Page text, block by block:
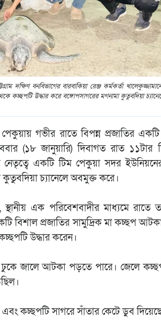
দক্ষিণ বনবিভাগের বারবাকিয়া রেঞ্জ কর্মকর্তা
কচ্ছপটি উদ্ধার করে বঙ্গোপসাগরের মগনামা কুতুবদিয়া
গভীর রাতে বিপন্ন প্রজাতির
(১৮ জানুয়ারি) দিবাগত রাত ১১টার
নেতৃত্বে একটি টিম পেকুয়া সদর
চ্যানেলে অবমুক্ত করে।
স্থানীয় এক পরিবেশবাদীর মাধ্যমে
বিশাল প্রজাতির সামুদ্রিক মা কচ্ছপ
উদ্ধার করেন।
জালে আটকা পড়তে পারে। জেলে
কচ্ছপটি সাগরে সাঁতার কেটে ডুব